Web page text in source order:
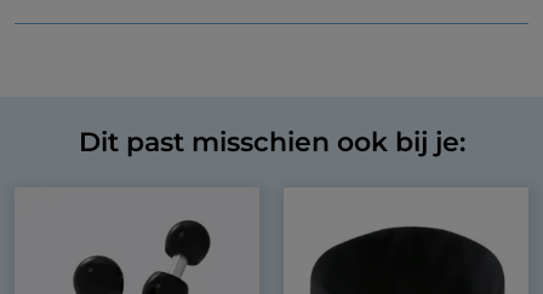
Dit past misschien ook bij je: